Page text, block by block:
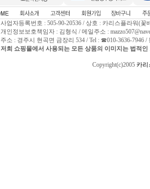
사업자등록번호 : 505-90-20536 / 상호 : 카리스플라워(꽃
개인정보보호책임자 : 김형식 / 메일주소 :
주소 : 경주시 현곡면 금장리 534 / Tel : ☎010-3636-7946
저희 쇼핑몰에서 사용되는 모든 상품의 이미지는 법적
Copyright(c)2005 카리